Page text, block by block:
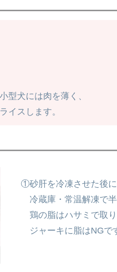
型犬には肉を薄く、
イスします。
①砂肝を冷凍させた後に
冷蔵庫・常温解凍で半
鶏の脂はハサミで取り
ジャーキに脂はNGで